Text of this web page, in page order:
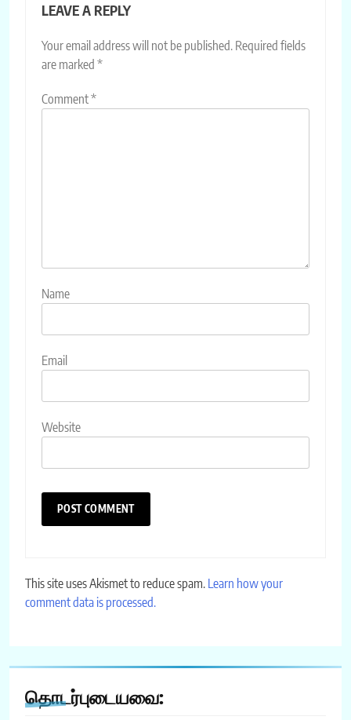
LEAVE A REPLY
Your email address will not be published. Required fields
are marked *
Comment*
Name
Email
Website
This site uses Akismet to reduce spam. Learn how your
comment data is processed.
தொடர்புடையவை: